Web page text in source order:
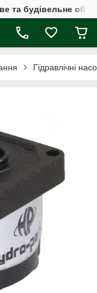
та будівельне
Гідравлічні